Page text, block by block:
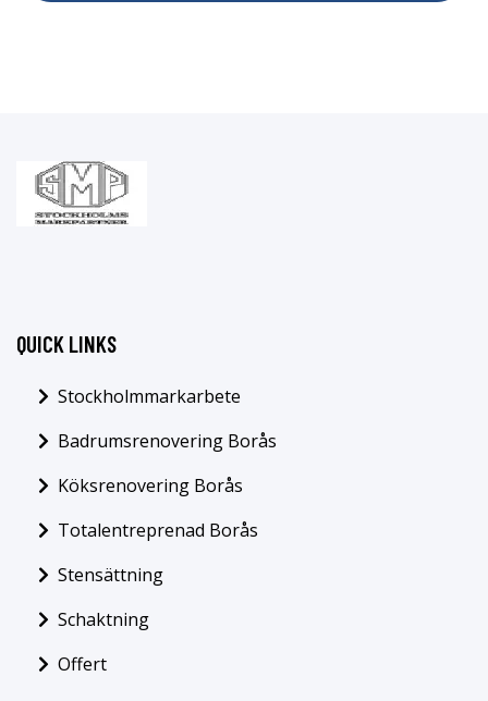
QUICK LINKS
Stockholmmarkarbete
Badrumsrenovering Borås
Köksrenovering Borås
Totalentreprenad Borås
Stensättning
Schaktning
Offert